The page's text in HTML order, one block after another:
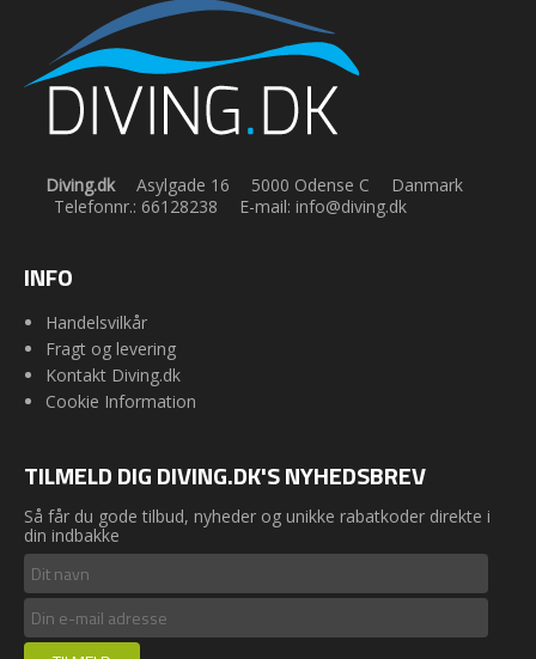
Diving.dk Asylgade 16 5000 Odense C
Danmark
Telefonnr.: 66128238 E-mail: info@diving.dk
INFO
Handelsvilkår
Fragt og levering
Kontakt Diving.dk
Cookie Information
TILMELD DIG DIVING.DK'S NYHEDSBREV
Så får du gode tilbud, nyheder og unikke rabatkoder direkte i
din indbakke